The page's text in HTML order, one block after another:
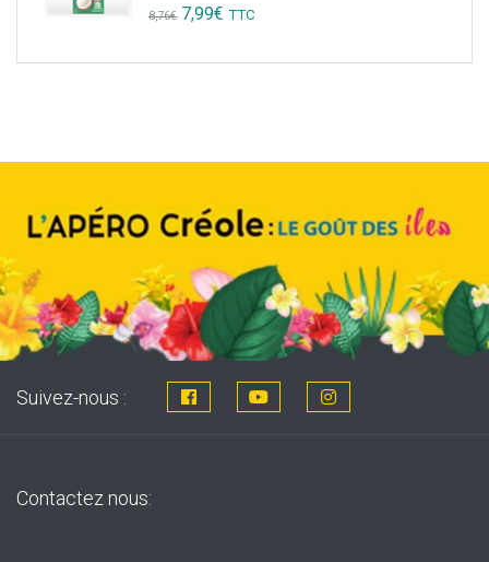
8,76€ Original
7,99€ Current
TTC
Suivez-nous :
Contactez nous: